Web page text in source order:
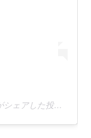
アした投稿 –